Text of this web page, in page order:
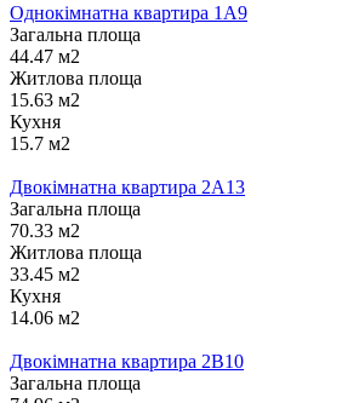
Однокімнатна квартира 1А9
Загальна площа
44.47 м2
Житлова площа
15.63 м2
Кухня
15.7 м2
Двокімнатна квартира 2А13
Загальна площа
70.33 м2
Житлова площа
33.45 м2
Кухня
14.06 м2
Двокімнатна квартира 2В10
Загальна площа